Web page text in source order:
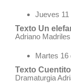
Jueves 11
Texto Un
Adriano
Martes 16
Texto
Dramaturgia